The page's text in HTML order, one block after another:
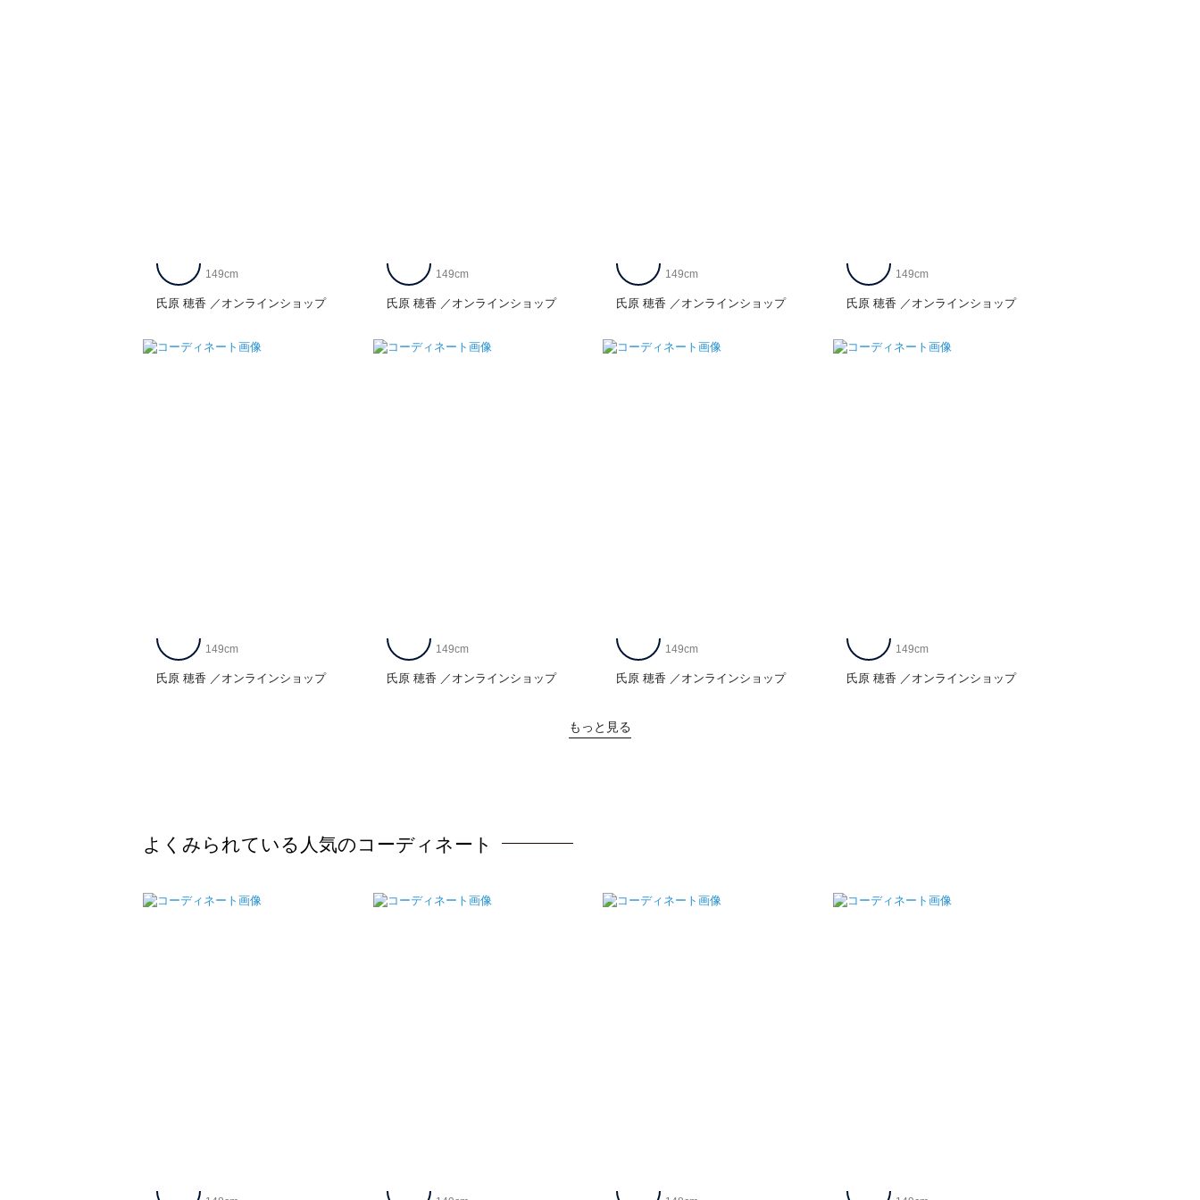
氏原 穂香 オンラインショップ
149cm
氏原 穂香 オンラインショップ
149cm
氏原 穂香 オンラインショップ
149cm
氏原 穂香 オンラインショップ
149cm
氏原 穂香 オンラインショップ
149cm
氏原 穂香 オンラインショップ
149cm
氏原 穂香 オンラインショップ
149cm
氏原 穂香 オンラインショップ
149cm
もっと見る
よくみられている人気のコーディネート